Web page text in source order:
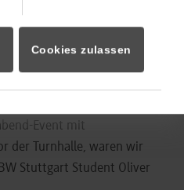
Cookies zulassen
statt – sowohl auf
verletzungsbedingt
durch Spieler
Event mit
der Turnhalle, waren wir
Stuttgart Student Oliver